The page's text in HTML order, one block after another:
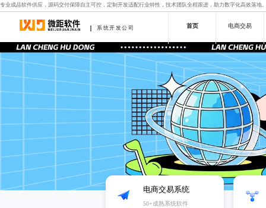
专业成品软件供应，源码交付保障自主可控，定制开发适配行业特性，技术团队全程跟进，助力数字化高效落地
系统开发公司 首页 电商交易
电商交易系统
50+成熟系统软件